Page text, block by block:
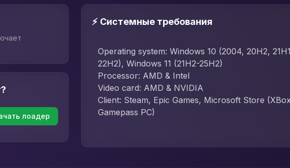
лоадер
⚡ Системные требования
Operating system: Windows 10 (2004, 20H2,
22H2), Windows 11 (21H2-25H2)
Processor: AMD & Intel
Video card: AMD & NVIDIA
Client: Steam, Epic Games, Microsoft Store (XBox
Gamepass PC)